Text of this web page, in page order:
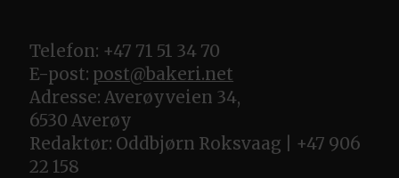
Telefon: +47 71 51 34 70
E-post: post@bakeri.net
Adresse: Averøyveien 34,
6530 Averøy
Redaktør: Oddbjørn Roksvaag | +47 906
22 158